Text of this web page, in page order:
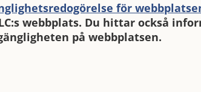
för
webbplats. Du hittar också
på webbplatsen.